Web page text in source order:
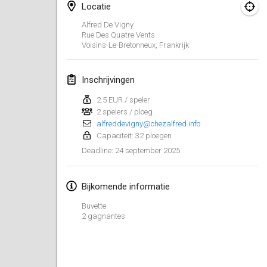
Locatie
Alfred De Vigny
Rue Des Quatre Vents
Voisins-Le-Bretonneux, Frankrijk
Inschrijvingen
2.5 EUR / speler
2 spelers / ploeg
alfreddevigny@chezalfred.info
Capaciteit: 32 ploegen
Deadline: 24 september 2025
Bijkomende informatie
Buvette
2 gagnantes
februari 2025
US Mölkky Winter
7 feb. 2025
Open des vendanges tardives
8 feb. 2025|Frankrijk
Indoor de la CASAS
15 feb. 2025